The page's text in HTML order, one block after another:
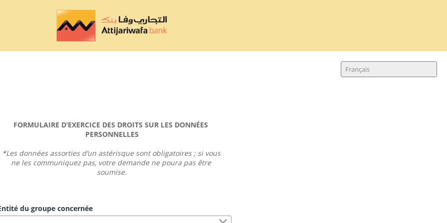
FORMULAIRE D’EXERCICE DES DROITS SUR LES DONNÉES
PERSONNELLES
*Les données assorties d’un astérisque sont obligatoires ; si vous
ne les communiquez pas, votre demande ne poura pas être
soumise.
du groupe concernée